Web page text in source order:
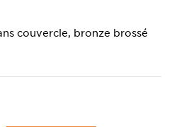
couvercle, bronze brossé